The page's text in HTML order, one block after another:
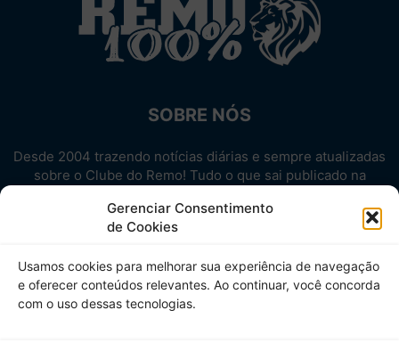
Gerenciar Consentimento
de Cookies
Usamos cookies para melhorar sua experiência de navegação
e oferecer conteúdos relevantes. Ao continuar, você concorda
com o uso dessas tecnologias.
SOBRE NÓS
Desde 2004 trazendo notícias diárias e sempre atualizadas
sobre o Clube do Remo! Tudo o que sai publicado na
Aproveite! Site não-oficial.
SIGA-NOS